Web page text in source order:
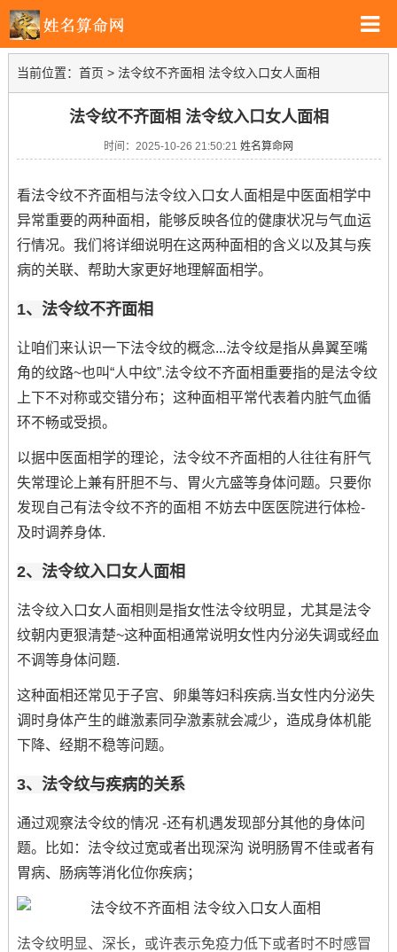
当前位置： 首页 > 法令纹不齐面相 法令纹入口女人面相
法令纹不齐面相 法令纹入口女人面相
时间：2025-10-26 21:50:21 姓名算命网
看法令纹不齐面相与法令纹入口女人面相是中医面相学中
异常重要的两种面相，能够反映各位的健康状况与气血运
行情况。我们将详细说明在这两种面相的含义以及其与疾
病的关联、帮助大家更好地理解面相学。
1、法令纹不齐面相
让咱们来认识一下法令纹的概念...法令纹是指从鼻翼至嘴
角的纹路~也叫“人中纹”.法令纹不齐面相重要指的是法令纹
上下不对称或交错分布；这种面相平常代表着内脏气血循
环不畅或受损。
以据中医面相学的理论，法令纹不齐面相的人往往有肝气
失常理论上兼有肝胆不与、胃火亢盛等身体问题。只要你
发现自己有法令纹不齐的面相 不妨去中医医院进行体检-
及时调养身体.
2、法令纹入口女人面相
法令纹入口女人面相则是指女性法令纹明显，尤其是法令
纹朝内更狠清楚~这种面相通常说明女性内分泌失调或经血
不调等身体问题.
这种面相还常见于子宫、卵巢等妇科疾病.当女性内分泌失
调时身体产生的雌激素同孕激素就会减少，造成身体机能
下降、经期不稳等问题。
3、法令纹与疾病的关系
通过观察法令纹的情况 -还有机遇发现部分其他的身体问
题。比如：法令纹过宽或者出现深沟 说明肠胃不佳或者有
胃病、肠病等消化位你疾病；
法令纹明显、深长，或许表示免疫力低下或者时不时感冒